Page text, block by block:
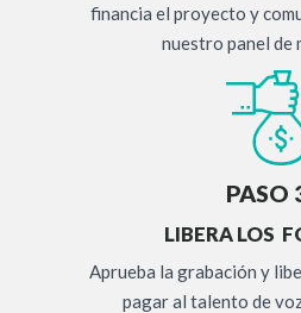
financia el proyecto y
nuestro panel de
PASO
LIBERA LOS
Aprueba la grabación y
pagar al talento de